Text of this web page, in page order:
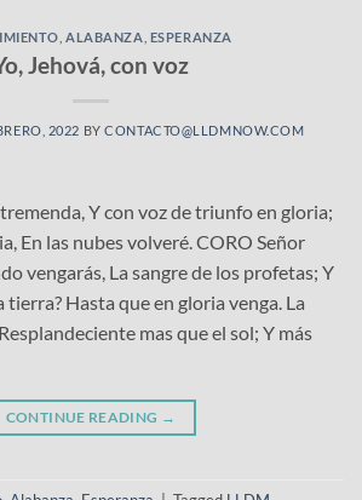
,ALABANZA ESPERANZA
Jehová, con voz
2022 BYCONTACTO@LLDMNOW.COM
Y con voz de triunfo en gloria;
En las nubes volveré. CORO Señor
vengarás, La sangre de los profetas; Y
tierra? Hasta que en gloria venga. La
mas que el sol; Y más
CONTINUE READING →